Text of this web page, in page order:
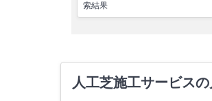
索結果
人工芝施工サービス